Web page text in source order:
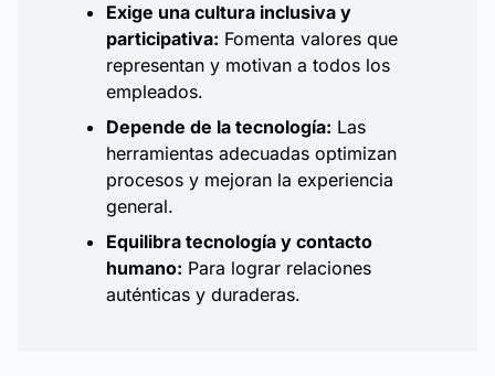
Exige una cultura inclusiva y
participativa: Fomenta valores que
representan y motivan a todos los
empleados.
Depende de la tecnología: Las
herramientas adecuadas optimizan
procesos y mejoran la experiencia
general.
Equilibra tecnología y contacto
humano: Para lograr relaciones
auténticas y duraderas.